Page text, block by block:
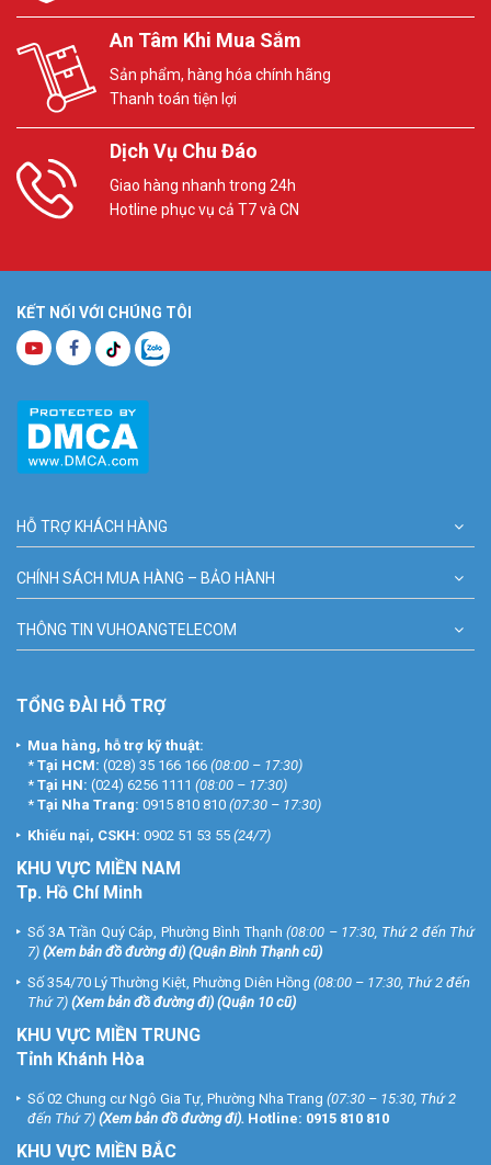
An Tâm Khi Mua Sắm
Sản phẩm, hàng hóa chính hãng
Thanh toán tiện lợi
Dịch Vụ Chu Đáo
Giao hàng nhanh trong 24h
Hotline phục vụ cả T7 và CN
KẾT NỐI VỚI CHÚNG TÔI
HỖ TRỢ KHÁCH HÀNG
CHÍNH SÁCH MUA HÀNG – BẢO HÀNH
THÔNG TIN VUHOANGTELECOM
TỔNG ĐÀI HỖ TRỢ
Mua hàng, hỗ trợ kỹ thuật:
* Tại HCM: (028) 35 166 166 (08:00 – 17:30)
* Tại HN: (024) 6256 1111 (08:00 – 17:30)
* Tại Nha Trang: 0915 810 810 (07:30 – 17:30)
Khiếu nại, CSKH: 0902 51 53 55 (24/7)
KHU VỰC MIỀN NAM
Tp. Hồ Chí Minh
Số 3A Trần Quý Cáp, Phường Bình Thạnh (08:00 – 17:30, Thứ 2 đến Thứ
7) (Xem bản đồ đường đi) (Quận Bình Thạnh cũ)
Số 354/70 Lý Thường Kiệt, Phường Diên Hồng (08:00 – 17:30, Thứ 2 đến
Thứ 7) (Xem bản đồ đường đi) (Quận 10 cũ)
KHU VỰC MIỀN TRUNG
Tỉnh Khánh Hòa
Số 02 Chung cư Ngô Gia Tự, Phường Nha Trang (07:30 – 15:30, Thứ 2
đến Thứ 7) (Xem bản đồ đường đi). Hotline: 0915 810 810
KHU VỰC MIỀN BẮC